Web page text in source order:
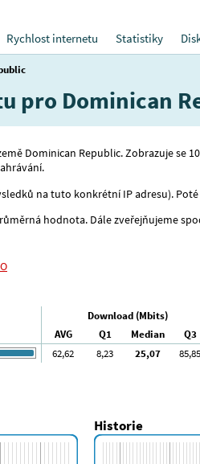
Rychlost internetu
Statistiky
Dominican
Dominican Republic. Zobrazuje se
na tuto konkrétní IP adresu).
hodnota. Dále zveřejňujeme
Download (Mbits)
AVG Q1 Median Q3
62,62 8,23 25,07 85,85
Historie